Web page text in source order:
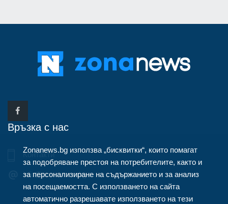
Връзка с нас
Контакти
info@zonanews.bg
Zonanews.bg използва „бисквитки“, които помагат
за подобряване престоя на потребителите, както и
за персонализиране на съдържанието и за анализ
на посещаемостта. С използването на сайта
автоматично разрешавате използването на тези